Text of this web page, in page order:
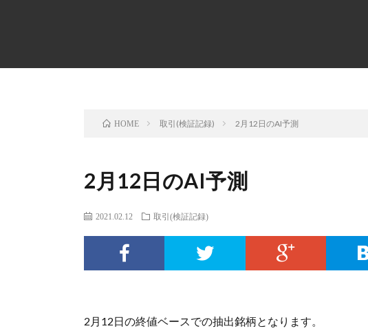
HOME 取引(検証記録) 2月12日のAI予測
2月12日のAI予測
2021.02.12 取引(検証記録)
2月12日の終値ベースでの抽出銘柄となります。